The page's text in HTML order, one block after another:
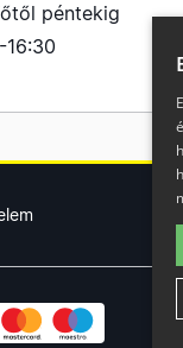
péntekig
16:30